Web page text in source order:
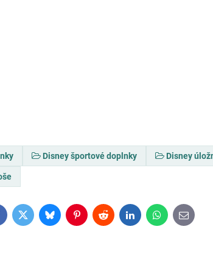
Disney športové doplnky Disney
TwitterBlueskyPinterestRedditLinkedInWhatsApp
E-
mail